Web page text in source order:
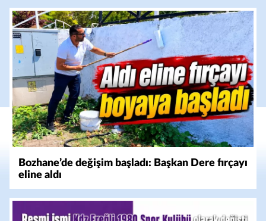
Bozhane’de değişim başladı: Başkan Dere fırçayı
eline aldı